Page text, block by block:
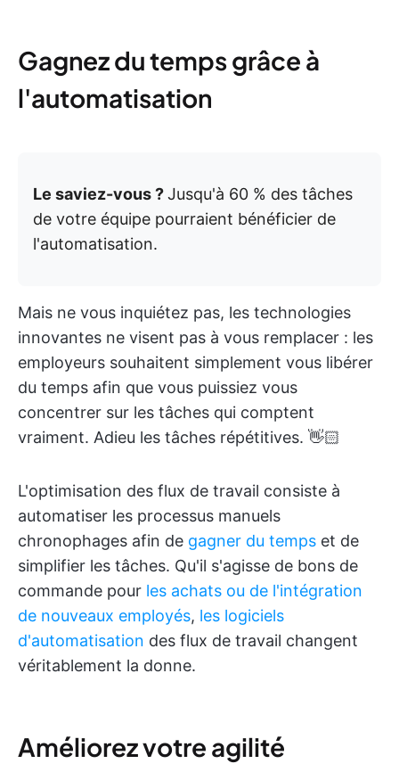
Gagnez du temps grâce à
l'automatisation
Le saviez-vous ?Jusqu'à 60 % des tâches
de votre équipe pourraient bénéficier de
l'automatisation.
Mais ne vous inquiétez pas, les technologies
innovantes ne visent pas à vous remplacer : les
employeurs souhaitent simplement vous libérer
du temps afin que vous puissiez vous
concentrer sur les tâches qui comptent
vraiment. Adieu les tâches répétitives. 👋🏻
L'optimisation des flux de travail consiste à
automatiser les processus manuels
chronophages afin de gagner du temps et de
simplifier les tâches. Qu'il s'agisse de bons de
commande pour les achats ou de l'intégration
de nouveaux employés, les logiciels
d'automatisation des flux de travail changent
véritablement la donne.
Améliorez votre agilité